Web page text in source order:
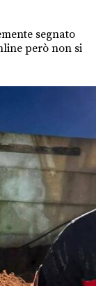
segnato
però non si